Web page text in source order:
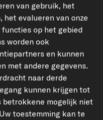
carpardoo.fr
van gebruik, het
evalueren van onze
op het gebied
worden ook
en kunnen
met andere gegevens.
naar derde
kunnen krijgen tot
betrokkene mogelijk niet
toestemming kan te